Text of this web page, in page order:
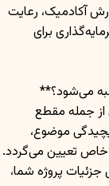
نگارش آکادمیک، رعایت
برای
جمله مقطع
موضوع،
خاص تعیین می‌گردد.
پروژه شما،